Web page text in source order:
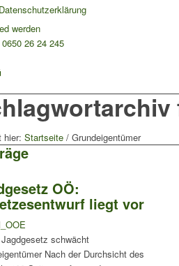
Datenschutzerklärung
werden
26 24 245
hier: Startseite / Grundeigentümer
OÖ:
liegt vor
schwächt
Nach der Durchsicht des